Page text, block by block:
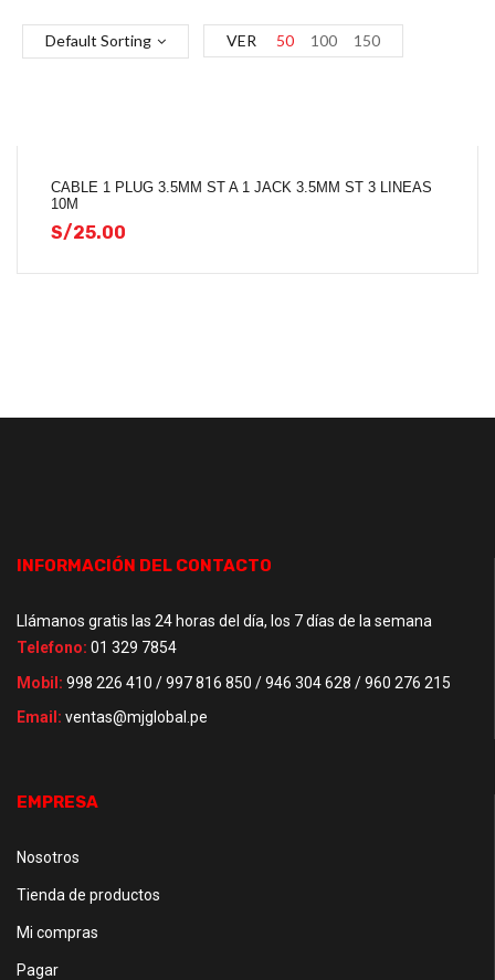
Default Sorting VER 50 100 150
CABLE 1 PLUG 3.5MM ST A 1 JACK 3.5MM ST 3 LINEAS
10M
S/25.00
INFORMACIÓN DEL CONTACTO
Llámanos gratis las 24 horas del día, los 7 días de la semana
Telefono: 01 329 7854
Mobil: 998 226 410 / 997 816 850 / 946 304 628 / 960 276 215
Email: ventas@mjglobal.pe
EMPRESA
Nosotros
Tienda de productos
Mi compras
Pagar